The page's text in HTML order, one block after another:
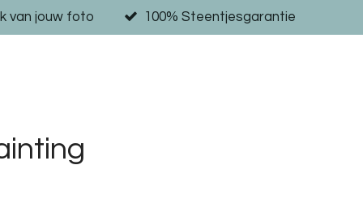
van jouw foto 100% Steentjesgarantie